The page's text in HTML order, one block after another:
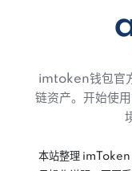
imtoken钱包官
链资产。开始使
本站整理 imToken